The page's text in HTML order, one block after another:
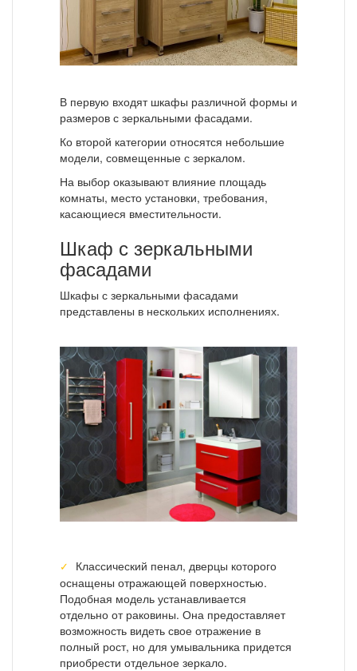
В первую входят шкафы различной формы и
размеров с зеркальными фасадами.
Ко второй категории относятся небольшие
модели, совмещенные с зеркалом.
На выбор оказывают влияние площадь
комнаты, место установки, требования,
касающиеся вместительности.
Шкаф с зеркальными
фасадами
Шкафы с зеркальными фасадами
представлены в нескольких исполнениях.
Классический пенал, дверцы которого
оснащены отражающей поверхностью.
Подобная модель устанавливается
отдельно от раковины. Она предоставляет
возможность видеть свое отражение в
полный рост, но для умывальника придется
приобрести отдельное зеркало.